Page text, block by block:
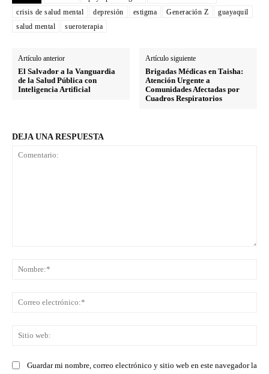
crisis de salud mental
depresión estigma Generación Z
guayaquil
salud mental
sueroterapia
Artículo anterior
El Salvador a la Vanguardia
de la Salud Pública con
Inteligencia Artificial
Artículo siguiente
Brigadas Médicas en Taisha:
Atención Urgente a
Comunidades Afectadas por
Cuadros Respiratorios
DEJA UNA RESPUESTA
Guardar mi nombre, correo electrónico y sitio web en este navegador la